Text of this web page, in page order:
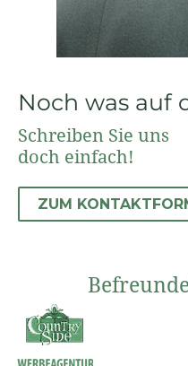
Noch was auf
Schreiben Sie uns
doch einfach!
ZUM